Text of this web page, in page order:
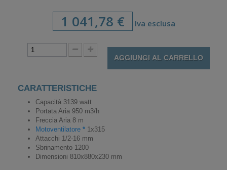
1 041,78 € Iva esclusa
AGGIUNGI AL CARRELLO
CARATTERISTICHE
Capacità 3139 watt
Portata Aria 950 m3/h
Freccia Aria 8 m
Motoventilatore * 1x315
Attacchi 1/2-16 mm
Sbrinamento 1200
Dimensioni 810x880x230 mm